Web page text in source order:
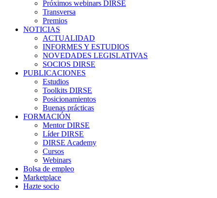
Próximos webinars DIRSE
Transversa
Premios
NOTICIAS
ACTUALIDAD
INFORMES Y ESTUDIOS
NOVEDADES LEGISLATIVAS
SOCIOS DIRSE
PUBLICACIONES
Estudios
Toolkits DIRSE
Posicionamientos
Buenas prácticas
FORMACIÓN
Mentor DIRSE
Líder DIRSE
DIRSE Academy
Cursos
Webinars
Bolsa de empleo
Marketplace
Hazte socio